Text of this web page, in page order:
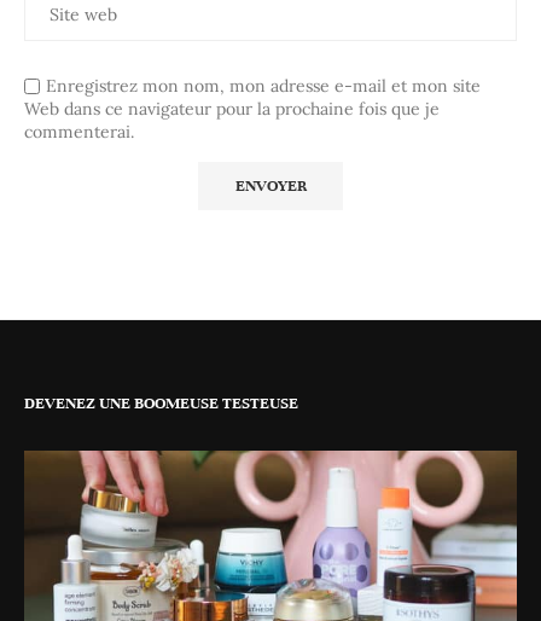
Enregistrez mon nom, mon adresse e-mail et mon site
Web dans ce navigateur pour la prochaine fois que je
commenterai.
DEVENEZ UNE BOOMEUSE TESTEUSE